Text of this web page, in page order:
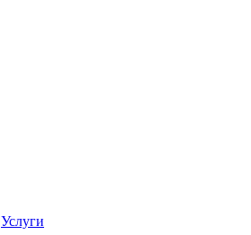
Услуги